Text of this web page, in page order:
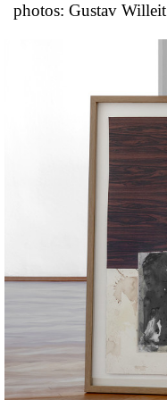
photos: Gustav Willeit